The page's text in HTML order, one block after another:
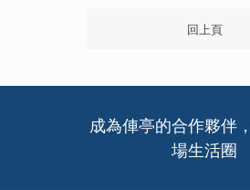
回上頁
成為俥亭的合作夥伴
場生活圈